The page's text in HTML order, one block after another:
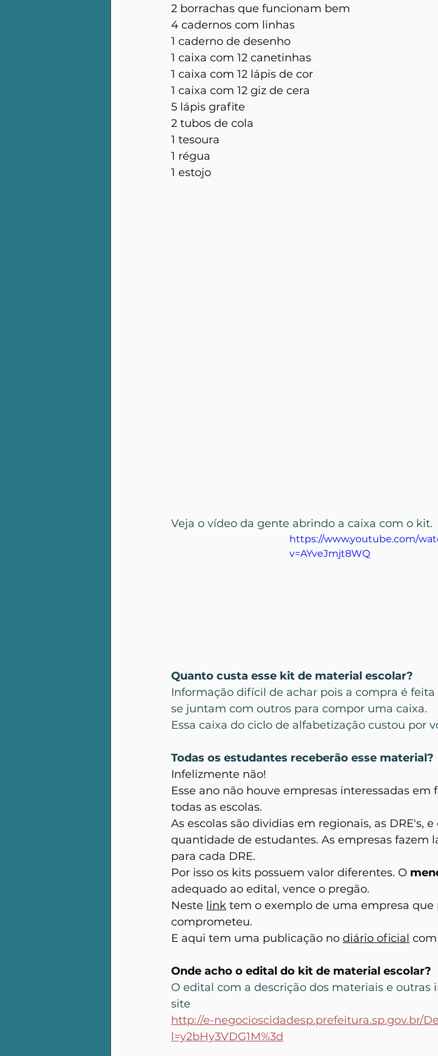
2 borrachas que funcionam bem
4 cadernos com linhas
1 caderno de desenho
1 caixa com 12 canetinhas
1 caixa com 12 lápis de cor
1 caixa com 12 giz de cera
5 lápis grafite
2 tubos de cola
1 tesoura
1 régua
1 estojo
Veja o vídeo da gente abrindo a caixa com o kit.
https://www.youtube.com/
v=AYveJmjt8WQ
Quanto custa esse kit de material escolar?
Informação difícil de achar pois a compra é
se juntam com outros para compor uma caixa.
Essa caixa do ciclo de alfabetização custou por
Todas os estudantes receberão esse material?
Infelizmente não!
Esse ano não houve empresas interessadas em
todas as escolas.
As escolas são dividias em regionais, as DRE's,
quantidade de estudantes. As empresas fazem
para cada DRE.
Por isso os kits possuem valor diferentes. O
adequado ao edital, vence o pregão.
Neste link tem o exemplo de uma empresa
comprometeu.
E aqui tem uma publicação no diário oficial
Onde acho o edital do kit de material escolar?
O edital com a descrição dos materiais e outras
site
http://e-negocioscidadesp.prefeitura.sp.gov.br/
l=y2bHy3VDG1M%3d